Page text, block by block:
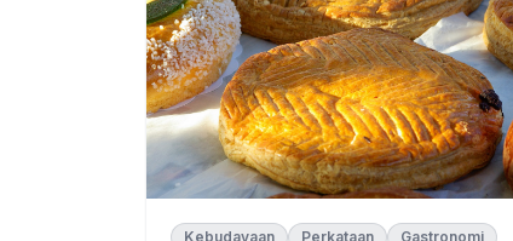
Kebudayaan Perkataan
Gastronomi